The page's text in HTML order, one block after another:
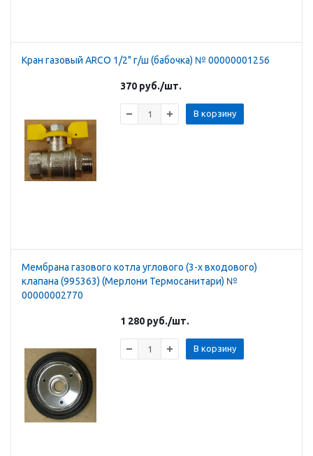
Кран газовый ARCO 1/2" г/ш (бабочка) № 00000001256
370 руб./шт.
В корзину
Мембрана газового котла углового (3-х входового)
клапана (995363) (Мерлони Термосанитари) №
00000002770
1 280 руб./шт.
В корзину